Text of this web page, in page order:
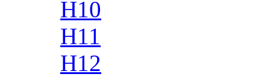
H10
H11
H12